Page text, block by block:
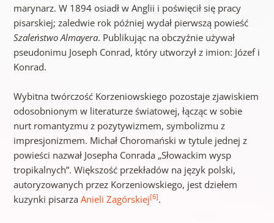
marynarz. W 1894 osiadł w Anglii i poświęcił się pracy
pisarskiej; zaledwie rok później wydał pierwszą powieść
Szaleństwo Almayera. Publikując na obczyźnie używał
pseudonimu Joseph Conrad, który utworzył z imion: Józef i
Konrad.
Wybitna twórczość Korzeniowskiego pozostaje zjawiskiem
odosobnionym w literaturze światowej, łącząc w sobie
nurt romantyzmu z pozytywizmem, symbolizmu z
impresjonizmem. Michał Choromański w tytule jednej z
powieści nazwał Josepha Conrada „Słowackim wysp
tropikalnych”. Większość przekładów na język polski,
autoryzowanych przez Korzeniowskiego, jest dziełem
kuzynki pisarza Anieli Zagórskiej[6].